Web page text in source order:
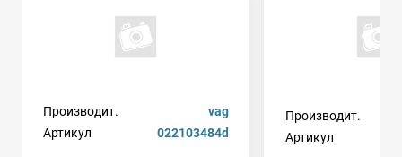
Производит.
vag
Артикул
022103484d
Производит.
Артикул